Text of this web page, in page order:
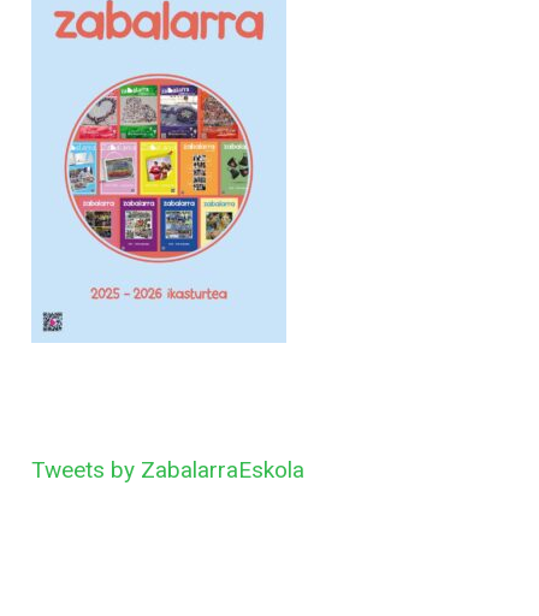
Tweets by ZabalarraEskola